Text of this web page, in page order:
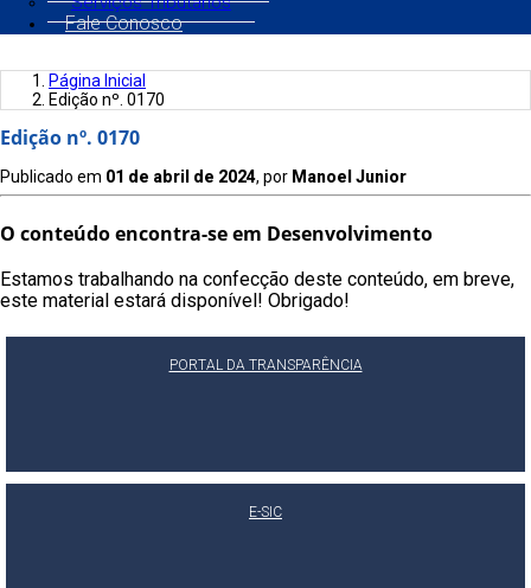
Fale Conosco
Página Inicial
Edição nº. 0170
Edição nº. 0170
Publicado em 01 de abril de 2024, por Manoel Junior
O conteúdo encontra-se em Desenvolvimento
Estamos trabalhando na confecção deste conteúdo, em breve,
este material estará disponível! Obrigado!
PORTAL DA TRANSPARÊNCIA
E-SIC